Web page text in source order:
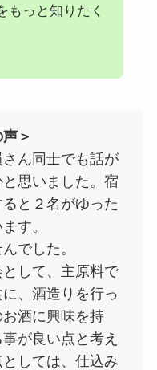
もっと知りたく
＞
ん同士でも話が
思いました。宿
と２名がゆった
す。
でした。
して、主原料で
、酒造りを行っ
酒に興味を持
が良い点と考え
しては、仕込み